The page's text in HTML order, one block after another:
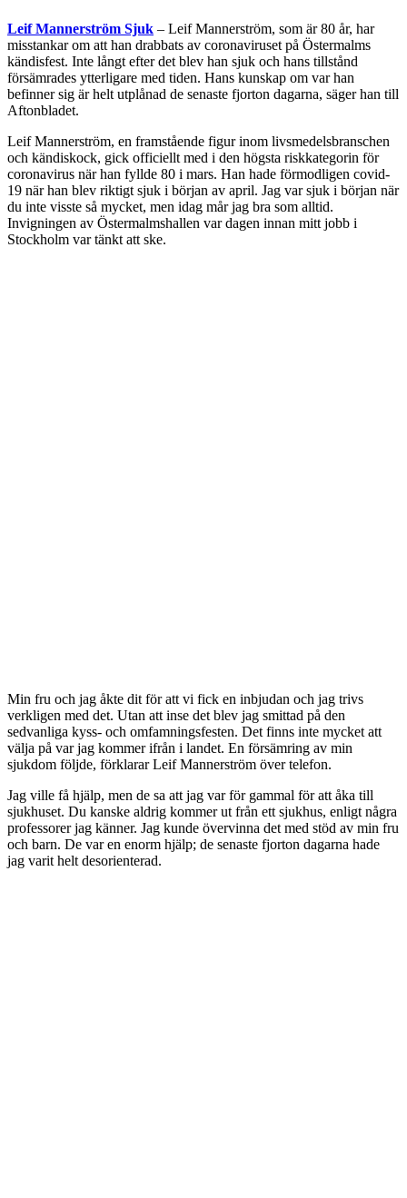
Leif Mannerström Sjuk – Leif Mannerström, som är 80 år, har
misstankar om att han drabbats av coronaviruset på Östermalms
kändisfest. Inte långt efter det blev han sjuk och hans tillstånd
försämrades ytterligare med tiden. Hans kunskap om var han
befinner sig är helt utplånad de senaste fjorton dagarna, säger han till
Aftonbladet.
Leif Mannerström, en framstående figur inom livsmedelsbranschen
och kändiskock, gick officiellt med i den högsta riskkategorin för
coronavirus när han fyllde 80 i mars. Han hade förmodligen covid-
19 när han blev riktigt sjuk i början av april. Jag var sjuk i början när
du inte visste så mycket, men idag mår jag bra som alltid.
Invigningen av Östermalmshallen var dagen innan mitt jobb i
Stockholm var tänkt att ske.
Min fru och jag åkte dit för att vi fick en inbjudan och jag trivs
verkligen med det. Utan att inse det blev jag smittad på den
sedvanliga kyss- och omfamningsfesten. Det finns inte mycket att
välja på var jag kommer ifrån i landet. En försämring av min
sjukdom följde, förklarar Leif Mannerström över telefon.
Jag ville få hjälp, men de sa att jag var för gammal för att åka till
sjukhuset. Du kanske aldrig kommer ut från ett sjukhus, enligt några
professorer jag känner. Jag kunde övervinna det med stöd av min fru
och barn. De var en enorm hjälp; de senaste fjorton dagarna hade
jag varit helt desorienterad.